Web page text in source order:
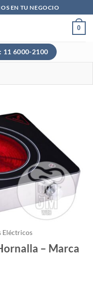
EN TU NEGOCIO
0
11 6000-2100
Eléctricos
– Marca